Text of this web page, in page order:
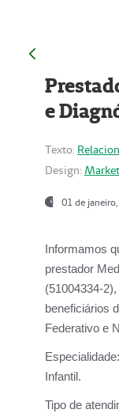
e
Texto:
Design:
01 de
Informamos
prestador
(51004334-
beneficiários
Federativo e
Especialidade:
Infantil.
Tipo de